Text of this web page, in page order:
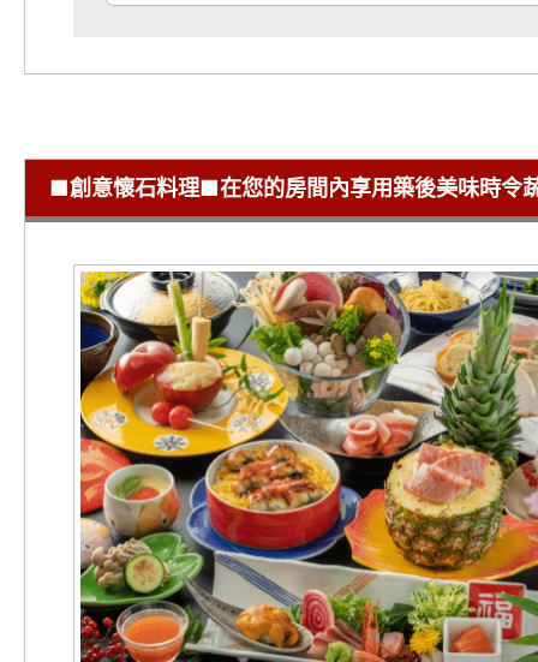
■創意懷石料理■在您的房間內享用築後美味時令